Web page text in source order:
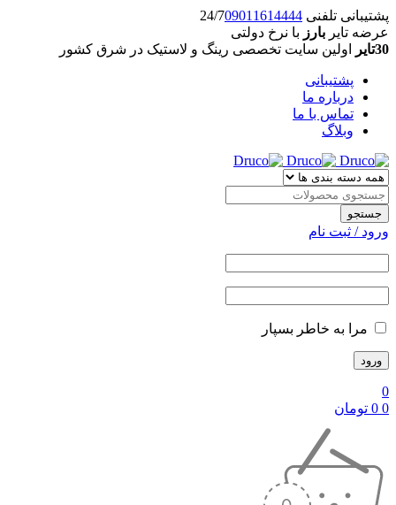
پشتیبانی تلفنی 24/7 09011614444
عرضه تایر بارز با نرخ دولتی
30تایر
اولین سایت تخصصی رینگ و لاستیک در شرق کشور
پشتیبانی
درباره ما
تماس با ما
وبلاگ
ورود / ثبت نام
مرا به خاطر بسپار
0
0
0 تومان